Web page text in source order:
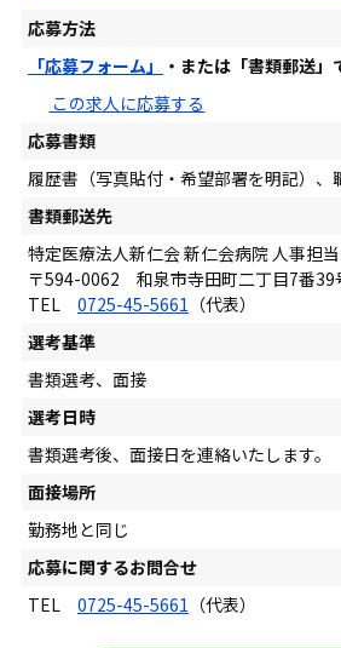
応募方法
「応募フォーム」
・または「書類郵送」
この求人に応募する
応募書類
履歴書（写真貼付・希望部署を明記）、
書類郵送先
特定医療法人新仁会 新仁会病院 人事担
〒594-0062 和泉市寺田町二丁目7番39
TEL 0725-45-5661 （代表）
選考基準
書類選考、面接
選考日時
書類選考後、面接日を連絡いたします。
面接場所
勤務地と同じ
応募に関するお問合せ
TEL 0725-45-5661 （代表）